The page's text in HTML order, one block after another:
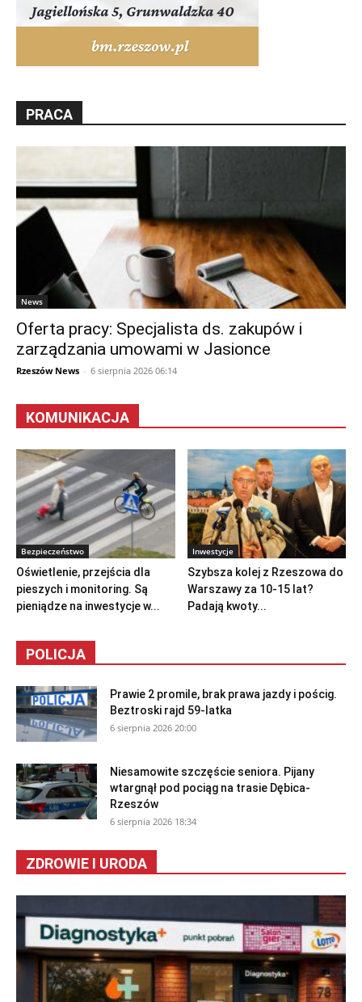
PRACA
News
Oferta pracy: Specjalista ds. zakupów i
zarządzania umowami w Jasionce
Rzeszów News - 6 sierpnia 2026 06:14
KOMUNIKACJA
Bezpieczeństwo
Oświetlenie, przejścia dla
pieszych i monitoring. Są
pieniądze na inwestycje w...
Inwestycje
Szybsza kolej z Rzeszowa do
Warszawy za 10-15 lat?
Padają kwoty...
POLICJA
Prawie 2 promile, brak prawa jazdy i pościg.
Beztroski rajd 59-latka
6 sierpnia 2026 20:00
Niesamowite szczęście seniora. Pijany
wtargnął pod pociąg na trasie Dębica-
Rzeszów
6 sierpnia 2026 18:34
ZDROWIE I URODA